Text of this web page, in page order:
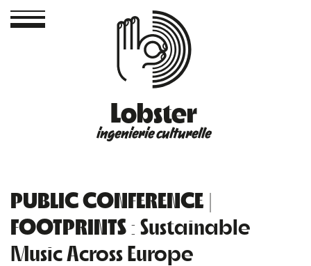
Lobster
ingenierie culturelle
PUBLIC CONFERENCE |
FOOTPRINTS: Sustainable
Music Across Europe